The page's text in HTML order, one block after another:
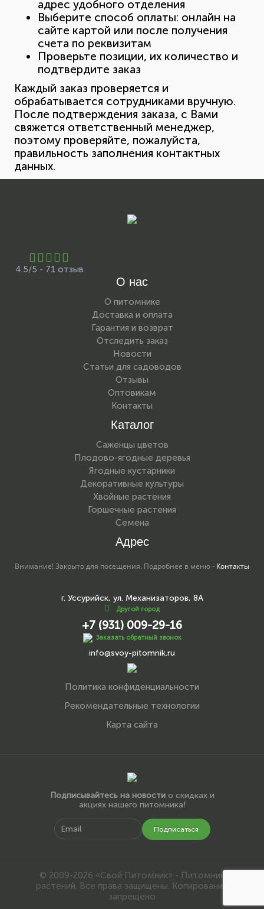
адрес удобного отделения
Выберите способ оплаты: онлайн на
сайте картой или после получения
счета по реквизитам
Проверьте позиции, их количество и
подтвердите заказ
Каждый заказ проверяется и
обрабатывается сотрудниками вручную.
После подтверждения заказа, с Вами
свяжется ответственный менеджер,
поэтому проверяйте, пожалуйста,
правильность заполнения контактных
данных.
4.5/5 - 71 отзыв
О нас
О питомнике
Доставка и оплата
Гарантия и возврат
Отследить заказ
Новости
Статьи для садоводов
Отзывы
Оптовикам
Контакты
Каталог
Саженцы цветов
Плодово-ягодные деревья
Ягодные кустарники
Декоративные культуры
Хвойные растения
Горшечные растения
Семена
Адрес
Внимание! Закрыто для посещения. Подробнее в меню - Контакты
г. Уссурийск, ул. Механизаторов, 8А
Другой город
+7 (931) 009-29-16
Заказать обратный звонок
info@svoy-pitomnik.ru
Политика конфиденциальности
Рекомендательные технологии
Карта сайта
Подписывайтесь на новостио скидках и
акциях нашего питомника!
Подписаться
© 2009-2026 «Свой Питомник» - Питомник
растений. Все права защищены. Копирование
запрещено